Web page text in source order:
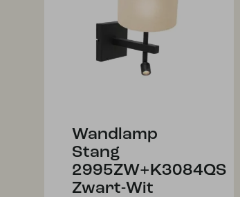
Wandlamp
Stang
2995ZW+K3084QS
Zwart-Wit